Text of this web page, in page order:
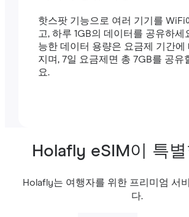
핫스팟 기능으로 여러 기기를 WiFi
고, 하루 1GB의 데이터를 공유하세
능한 데이터 용량은 요금제 기간에
지며, 7일 요금제면 총 7GB를 공유
요.
Holafly eSIM이 특
Holafly는 여행자를 위한 프리미엄 서
다.